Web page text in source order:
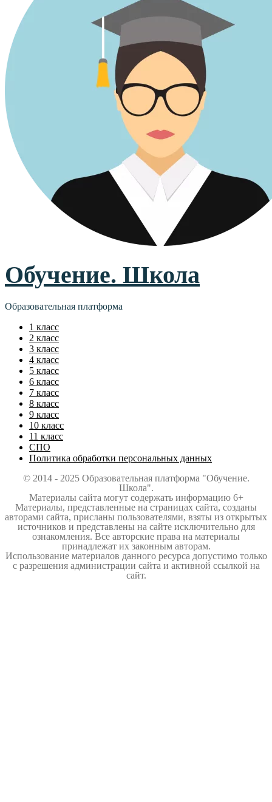
Обучение. Школа
Образовательная платформа
1 класс
2 класс
3 класс
4 класс
5 класс
6 класс
7 класс
8 класс
9 класс
10 класс
11 класс
СПО
Политика обработки персональных данных
© 2014 - 2025 Образовательная платформа "Обучение.
Школа".
Материалы сайта могут содержать информацию 6+
Материалы, представленные на страницах сайта, созданы
авторами сайта, присланы пользователями, взяты из открытых
источников и представлены на сайте исключительно для
ознакомления. Все авторские права на материалы
принадлежат их законным авторам.
Использование материалов данного ресурса допустимо только
с разрешения администрации сайта и активной ссылкой на
сайт.